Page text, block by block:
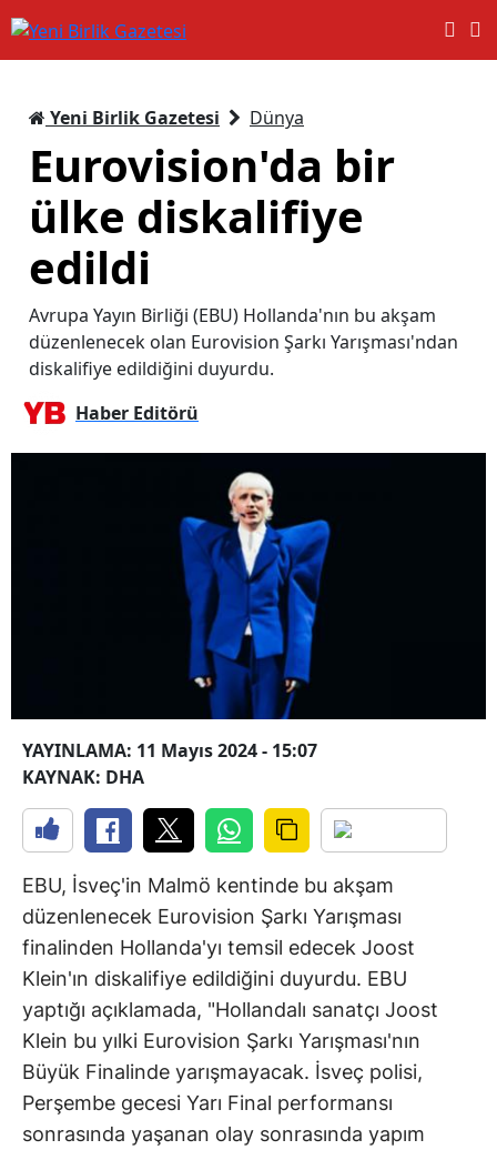
Yeni Birlik Gazetesi Dünya
Eurovision'da bir
ülke diskalifiye
edildi
Avrupa Yayın Birliği (EBU) Hollanda'nın bu akşam
düzenlenecek olan Eurovision Şarkı Yarışması'ndan
diskalifiye edildiğini duyurdu.
Haber Editörü
YAYINLAMA: 11 Mayıs 2024 - 15:07
KAYNAK: DHA
EBU, İsveç'in Malmö kentinde bu akşam
düzenlenecek Eurovision Şarkı Yarışması
finalinden Hollanda'yı temsil edecek Joost
Klein'ın diskalifiye edildiğini duyurdu. EBU
yaptığı açıklamada, "Hollandalı sanatçı Joost
Klein bu yılki Eurovision Şarkı Yarışması'nın
Büyük Finalinde yarışmayacak. İsveç polisi,
Perşembe gecesi Yarı Final performansı
sonrasında yaşanan olay sonrasında yapım